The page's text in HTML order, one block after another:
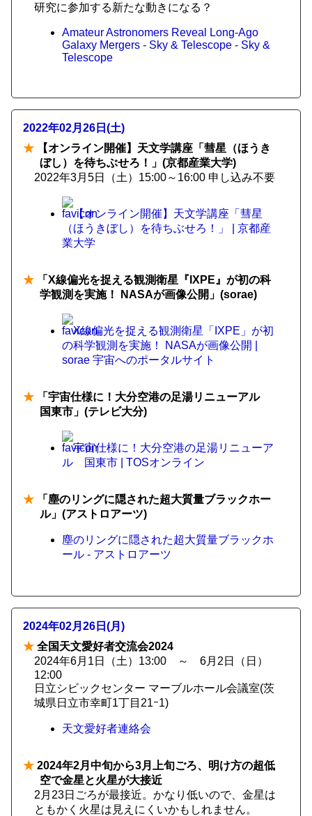
研究に参加する新たな動きになる？
Amateur Astronomers Reveal Long-Ago
Galaxy Mergers - Sky & Telescope - Sky &
Telescope
2022年02月26日(土)
★ 【オンライン開催】天文学講座「彗星（ほうき
ぼし）を待ちぶせろ！」(京都産業大学)
2022年3月5日（土）15:00～16:00 申し込み不要
【オンライン開催】天文学講座「彗星
（ほうきぼし）を待ちぶせろ！」 | 京都産
業大学
★ 「X線偏光を捉える観測衛星『IXPE』が初の科
学観測を実施！ NASAが画像公開」(sorae)
X線偏光を捉える観測衛星「IXPE」が初
の科学観測を実施！ NASAが画像公開 |
sorae 宇宙へのポータルサイト
★ 「宇宙仕様に！大分空港の足湯リニューアル
国東市」(テレビ大分)
宇宙仕様に！大分空港の足湯リニューア
ル 国東市 | TOSオンライン
★ 「塵のリングに隠された超大質量ブラックホー
ル」(アストロアーツ)
塵のリングに隠された超大質量ブラックホ
ール - アストロアーツ
2024年02月26日(月)
★ 全国天文愛好者交流会2024
2024年6月1日（土）13:00 ～ 6月2日（日）
12:00
日立シビックセンター マーブルホール会議室(茨
城県日立市幸町1丁目21ｰ1)
天文愛好者連絡会
★ 2024年2月中旬から3月上旬ごろ、明け方の超低
空で金星と火星が大接近
2月23日ごろが最接近。かなり低いので、金星は
ともかく火星は見えにくいかもしれません。